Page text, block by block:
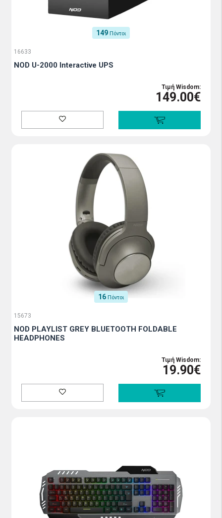
149 Πόντοι
16633
NOD U-2000 Interactive UPS
Τιμή Wisdom:
149.00€
16 Πόντοι
15673
NOD PLAYLIST GREY BLUETOOTH FOLDABLE
HEADPHONES
Τιμή Wisdom:
19.90€